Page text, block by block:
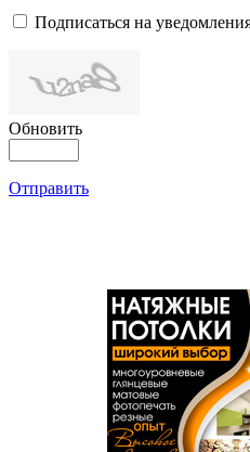
Подписаться на
Обновить
Отправить